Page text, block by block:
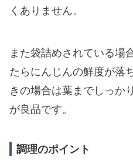
くありません。
また袋詰めされている場
たらにんじんの鮮度が落
きの場合は葉までしっか
が良品です。
調理のポイント